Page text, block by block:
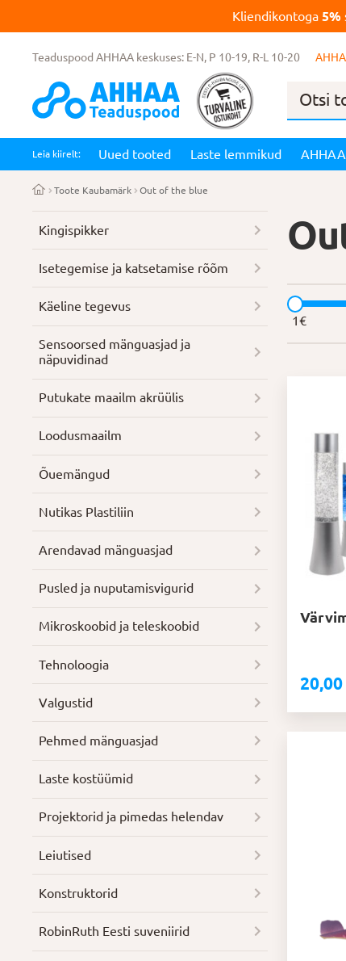
Kliendikontoga5%
Teaduspood AHHAA keskuses: E-N, P 10-19, R-L 10-20
Products
Leia kiirelt: Uued tooted Laste lemmikud
Toote Kaubamärk Out of the blue
1€
20,00
Kingispikker
Isetegemise ja katsetamise rõõm
Käeline tegevus
Sensoorsed mänguasjad ja
näpuvidinad
Putukate maailm akrüülis
Loodusmaailm
Õuemängud
Nutikas Plastiliin
Arendavad mänguasjad
Pusled ja nuputamisvigurid
Mikroskoobid ja teleskoobid
Tehnoloogia
Valgustid
Pehmed mänguasjad
Laste kostüümid
Projektorid ja pimedas helendav
Leiutised
Konstruktorid
RobinRuth Eesti suveniirid